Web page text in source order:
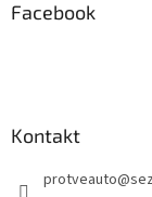
Facebook
Kontakt
protveauto@